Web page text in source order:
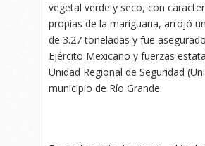
vegetal verde y seco, con
propias de la mariguana, arrojó
de 3.27 toneladas y fue
Ejército Mexicano y fuerzas
Unidad Regional de Seguridad
municipio de Río Grande.